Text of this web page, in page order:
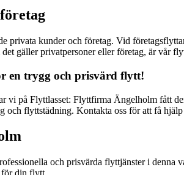
privata kunder och företag. Vid
gäller privatpersoner eller företag, är vår
en trygg och prisvärd flytt!
vi på Flyttlasset: Flyttfirma Ängelholm fått
och flyttstädning. Kontakta oss för att få
och prisvärda flyttjänster i